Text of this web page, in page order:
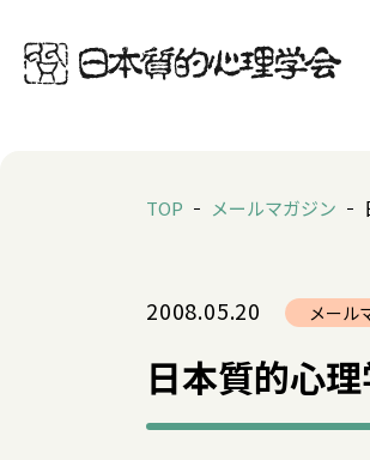
TOP メールマガジン
2008.05.20 メール
日本質的心